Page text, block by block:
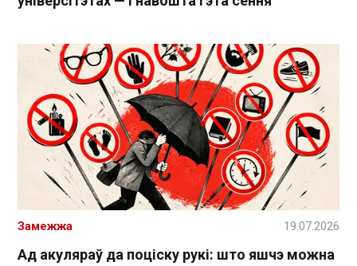
Ад акуляраў да поціску рукі: што яшчэ можна
Замежжа 19.07.2026